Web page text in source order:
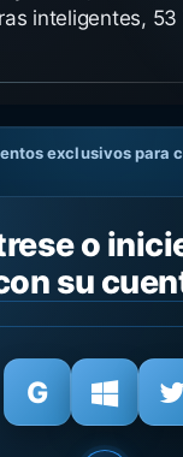
inteligentes,
exclusivos para
o
su